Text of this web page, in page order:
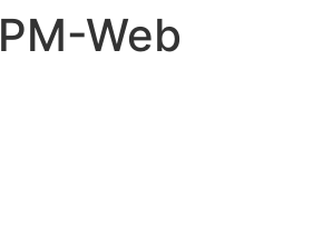
PM-Web